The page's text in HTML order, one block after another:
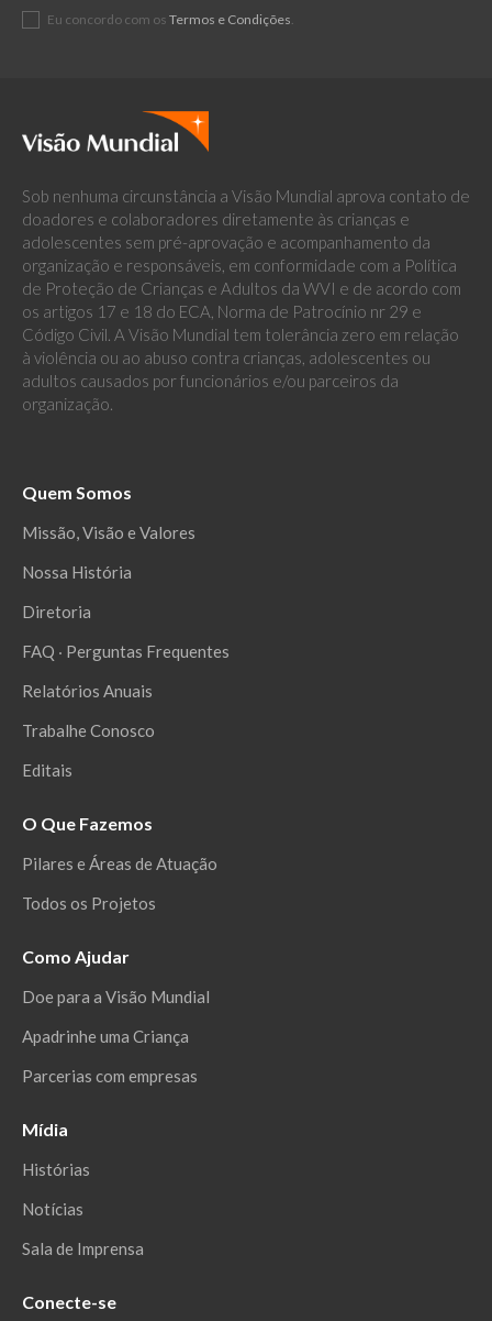
Eu concordo com os Termos e Condições.
Sob nenhuma circunstância a Visão Mundial aprova contato de
doadores e colaboradores diretamente às crianças e
adolescentes sem pré-aprovação e acompanhamento da
organização e responsáveis, em conformidade com a Política
de Proteção de Crianças e Adultos da WVI e de acordo com
os artigos 17 e 18 do ECA, Norma de Patrocínio nr 29 e
Código Civil. A Visão Mundial tem tolerância zero em relação
à violência ou ao abuso contra crianças, adolescentes ou
adultos causados por funcionários e/ou parceiros da
organização.
Quem Somos
Missão, Visão e Valores
Nossa História
Diretoria
FAQ ‧ Perguntas Frequentes
Relatórios Anuais
Trabalhe Conosco
Editais
O Que Fazemos
Pilares e Áreas de Atuação
Todos os Projetos
Como Ajudar
Doe para a Visão Mundial
Apadrinhe uma Criança
Parcerias com empresas
Mídia
Histórias
Notícias
Sala de Imprensa
Conecte-se